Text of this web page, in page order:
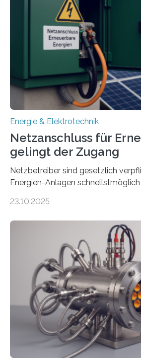
Konzepten zur langfristigen
sektorübergreifend vernetzten
Projekt startete am 15. Oktober
von drei Jahren und ein
Millionen Euro, wovon 2,6 Millionen
Ministerium für Umwelt, Klima und…
Energie & Elektrotechnik
Netzanschluss für
gelingt der Zugang
Netzbetreiber sind gesetzlich
Energien-Anlagen
ermöglichen. Doch der dafür nötige
einem „Anschlussstau“. Die Stiftung
Umweltenergierecht hat den
neuen Bericht für die Praxis
Rolle von flexiblen
Netzanschluss von Erneuerbare-
(EE-Anlagen) ist entscheidend für
Denn ohne Anschluss an das Netz
eingespeist werden. Nach dem
Gesetz (EEG) sind Netzbetreiber…
23.10.2025